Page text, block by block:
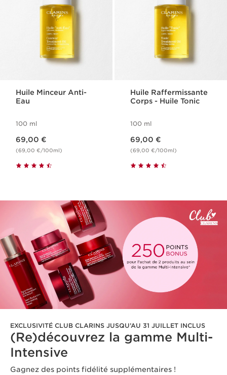
Huile Minceur Anti-
Eau
100 ml
69,00 €
(69,00 €/100ml)
Huile Raffermissante
Corps - Huile Tonic
100 ml
69,00 €
(69,00 €/100ml)
EXCLUSIVITÉ CLUB CLARINS JUSQU’AU 31 JUILLET INCLUS
(Re)découvrez la gamme Multi-
Intensive
Gagnez des points fidélité supplémentaires !